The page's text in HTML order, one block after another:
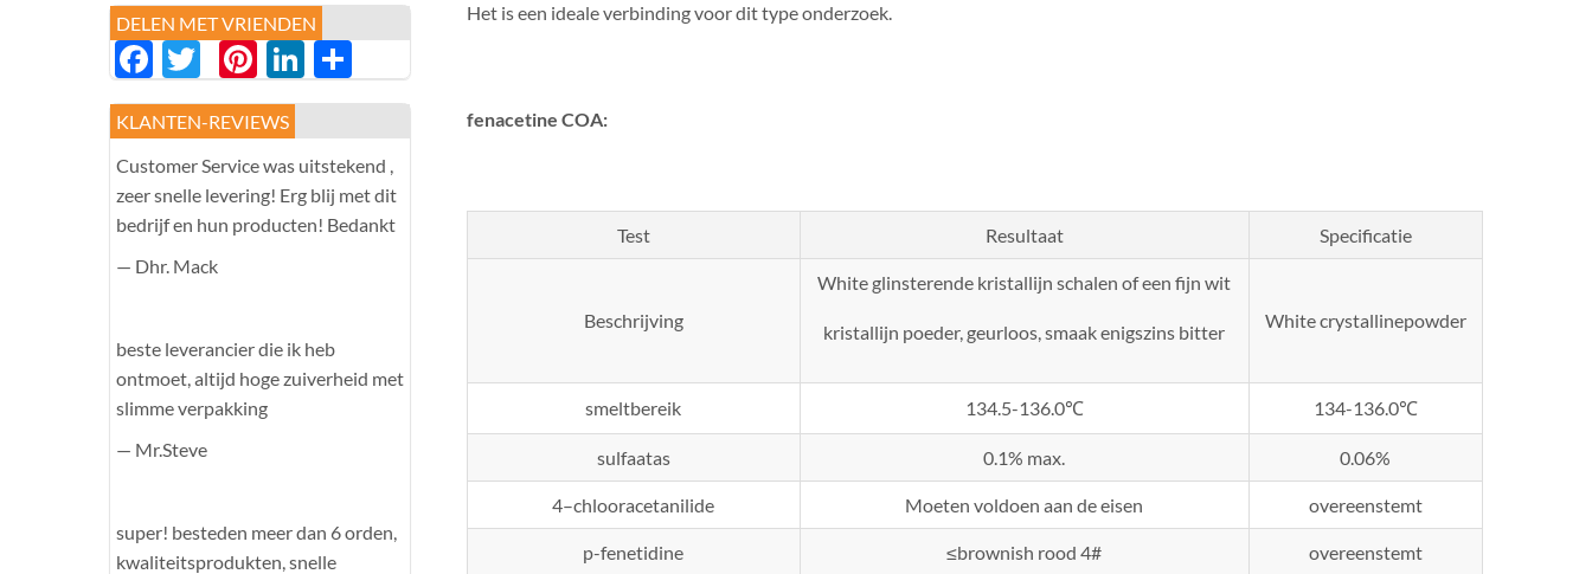
Het is een ideale verbinding voor dit type onderzoek.
fenacetine COA:
Test Resultaat Specificatie
Beschrijving
White glinsterende kristallijn schalen of een fijn wit
kristallijn poeder, geurloos, smaak enigszins bitter
White crystallinepowder
smeltbereik 134.5-136.0℃ 134-136.0℃
sulfaatas 0.1% max. 0.06%
4–chlooracetanilide Moeten voldoen aan de eisen overeenstemt
p-fenetidine ≤brownish rood 4# overeenstemt
DELEN MET VRIENDEN
Facebook
Twitter
Pinterest
LinkedIn
享
KLANTEN-REVIEWS
Customer Service was uitstekend ,
zeer snelle levering! Erg blij met dit
bedrijf en hun producten! Bedankt
— Dhr. Mack
beste leverancier die ik heb
ontmoet, altijd hoge zuiverheid met
slimme verpakking
— Mr.Steve
super! besteden meer dan 6 orden,
kwaliteitsprodukten, snelle